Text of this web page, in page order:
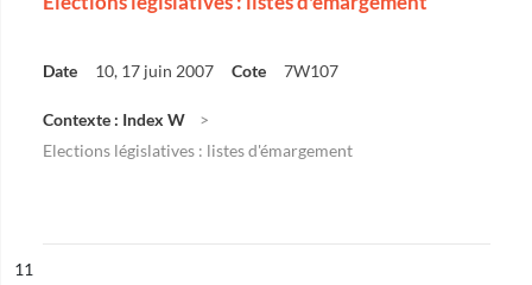
Date 10, 17 juin 2007 Cote 7W107
Contexte : Index W
Elections législatives : listes d'émargement
n°
11